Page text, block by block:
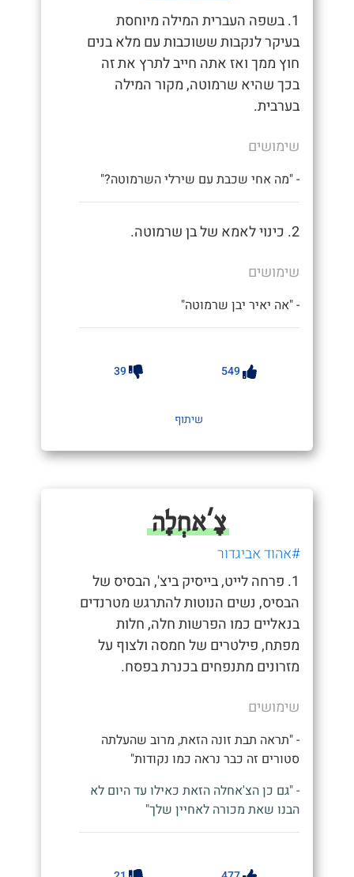
1. בשפה העברית המילה מיוחסת
בעיקר לנקבות ששוכבות עם מלא בנים
חוץ ממך ואז אתה חייב לתרץ את זה
בכך שהיא שרמוטה, מקור המילה
בערבית.
שימושים
- "מה אחי שכבת עם שירלי השרמוטה?"
2. כינוי לאמא של בן שרמוטה.
שימושים
- "אה יאיר יבן שרמוטה"
549
39
שיתוף
צָ'אחְלָה
#אהוד אביגדור
1. פרחה לייט, בייסיק ביצ', הבסיס של
הבסיס, נשים הנוטות להתרגש מטרנדים
בנאליים כמו הפרשות חלה, חלות
מפתח, פילטרים של חמסה ולצוף על
מזרונים מתנפחים בכנרת בפסח.
שימושים
- "תראה תבת זונה הזאת, מרוב שהעלתה
סטורים זה כבר נראה כמו נקודות"
- "גם כן הצ'אחלה הזאת כאילו עד היום לא
הבנו שאת מכורה לאחיין שלך"